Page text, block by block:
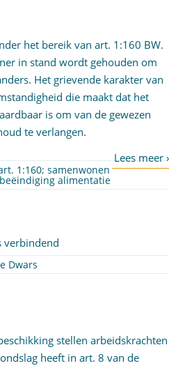
het bereik vanart. 1:160 BW.
in stand wordt gehouden om
Het grievende karakter van
die maakt dat het
is om van de gewezen
te verlangen.
1:160; samenwonen
alimentatie
verbindend
Dwars
stellen arbeidskrachten
heeft in art. 8 van de